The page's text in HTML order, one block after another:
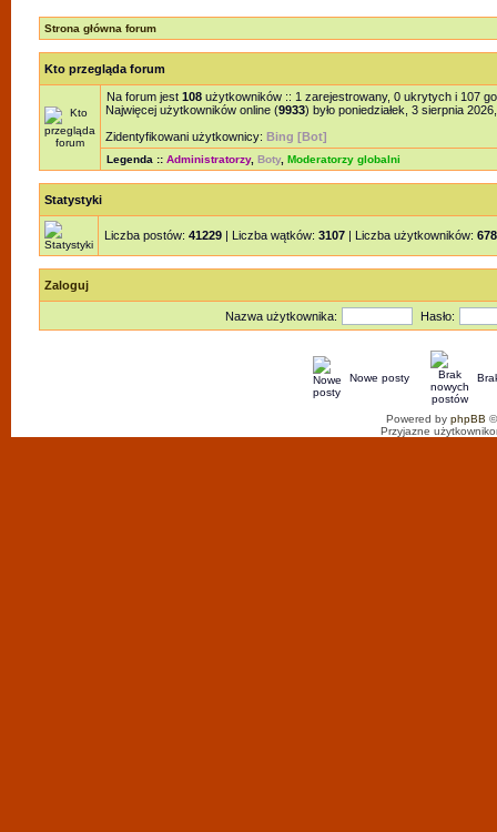
Strona główna forum
Kto przegląda forum
Na forum jest 108 użytkowników :: 1 zarejestrowany, 0 ukrytych i 107
Najwięcej użytkowników online (9933) było poniedziałek, 3 sierpnia
Zidentyfikowani użytkownicy: Bing [Bot]
Legenda :: Administratorzy, Boty, Moderatorzy globalni
Statystyki
Liczba postów: 41229 | Liczba wątków: 3107 | Liczba użytkowników: 678
Zaloguj
Nazwa użytkownika: Hasło:
Nowe posty
Powered by phpBB
Przyjazne